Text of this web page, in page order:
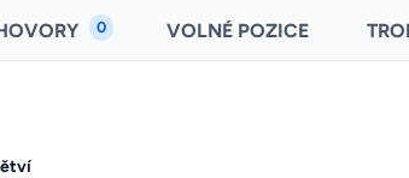
0 VOLNÉ POZICE